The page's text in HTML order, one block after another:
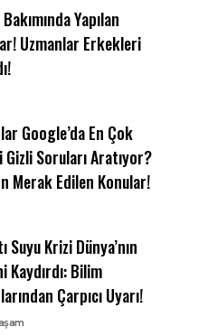
Yapılan
Uzmanlar Erkekleri
Google’da En Çok
Gizli Soruları Aratıyor?
Merak Edilen Konular!
Suyu Krizi Dünya’nın
Kaydırdı: Bilim
Çarpıcı Uyarı!